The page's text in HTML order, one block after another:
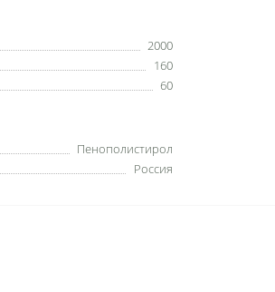
2000
160
60
Пенополистирол
Россия